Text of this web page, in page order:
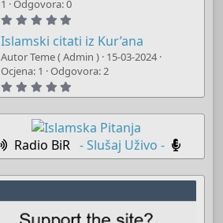
s
)
1
Odgovora: 0
0
0
s
t
(
s
Islamski citati iz Kur’ana
Autor Teme ( Admin ) 15-03-2024
Ocjena: 1
Odgovora: 2
.
0
s
t
r
s
Radio BiR - Slušaj Uživo -